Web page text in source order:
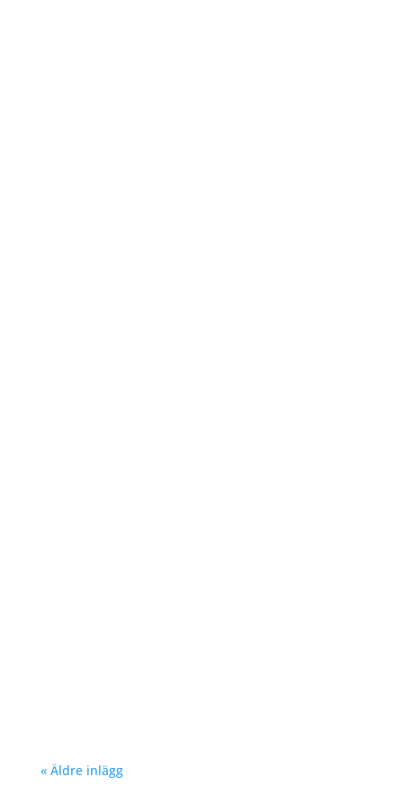
« Äldre inlägg